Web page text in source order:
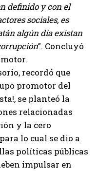
definido y con el
sociales, es
algún día existan
”. Concluyó
recordó que
promotor del
se planteó la
relacionadas
y la cero
lo cual se dio a
políticas públicas
impulsar en